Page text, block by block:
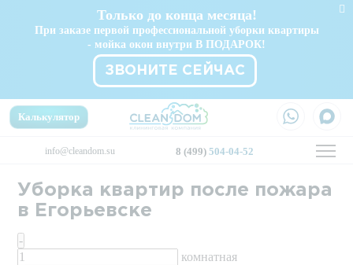
Только до конца месяца!
При заказе первой профессиональной уборки квартиры
- мойка окон внутри В ПОДАРОК!
ЗВОНИТЕ СЕЙЧАС
info@cleandom.su 8 (499) 504-04-52
Калькулятор
Уборка квартир после пожара
в Егорьевске
-
комнатная